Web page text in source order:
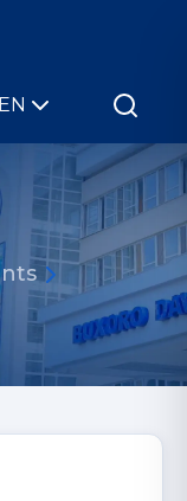
EN